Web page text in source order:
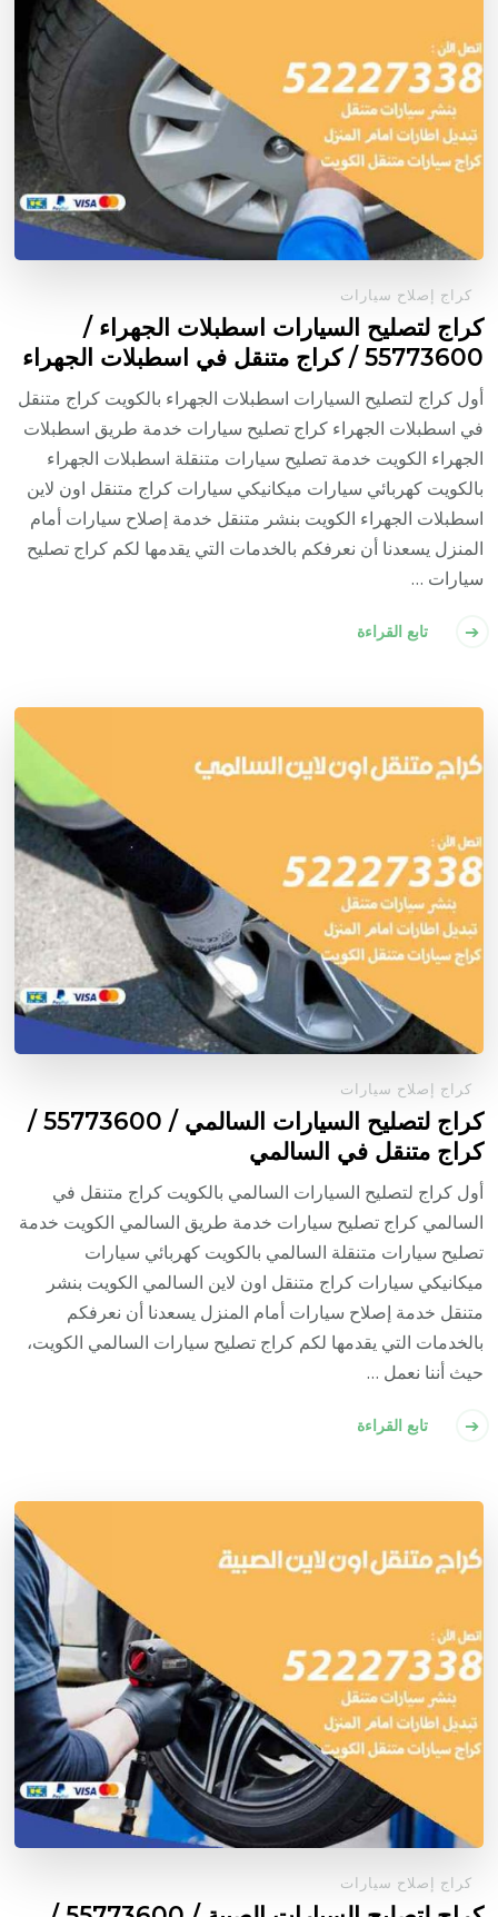
كراج إصلاح سيارات
كراج لتصليح السيارات اسطبلات الجهراء /
55773600‬ / كراج متنقل في اسطبلات الجهراء
أول كراج لتصليح السيارات اسطبلات الجهراء بالكويت كراج متنقل
في اسطبلات الجهراء كراج تصليح سيارات خدمة طريق اسطبلات
الجهراء الكويت خدمة تصليح سيارات متنقلة اسطبلات الجهراء
بالكويت كهربائي سيارات ميكانيكي سيارات كراج متنقل اون لاين
اسطبلات الجهراء الكويت بنشر متنقل خدمة إصلاح سيارات أمام
المنزل يسعدنا أن نعرفكم بالخدمات التي يقدمها لكم كراج تصليح
سيارات …
تابع القراءة
كراج إصلاح سيارات
كراج لتصليح السيارات السالمي / 55773600‬ /
كراج متنقل في السالمي
أول كراج لتصليح السيارات السالمي بالكويت كراج متنقل في
السالمي كراج تصليح سيارات خدمة طريق السالمي الكويت خدمة
تصليح سيارات متنقلة السالمي بالكويت كهربائي سيارات
ميكانيكي سيارات كراج متنقل اون لاين السالمي الكويت بنشر
متنقل خدمة إصلاح سيارات أمام المنزل يسعدنا أن نعرفكم
بالخدمات التي يقدمها لكم كراج تصليح سيارات السالمي الكويت،
حيث أننا نعمل …
تابع القراءة
كراج إصلاح سيارات